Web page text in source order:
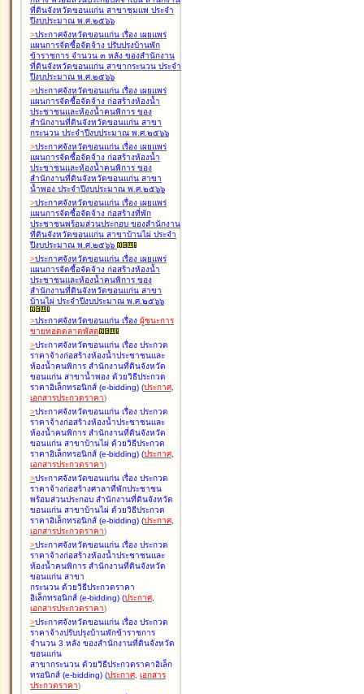
ที่ดินจังหวัดขอนแก่น สาขาชุมแพ ประจำ
ปีงบประมาณ พ.ศ.๒๕๖๖
>ประกาศจังหวัดขอนแก่น เรื่อง เผยแพร่
แผนการจัดซื้อจัดจ้าง ปรับปรุงบ้านพัก
ข้าราชการ จำนวน ๓ หลัง ของสำนักงาน
ที่ดินจังหวัดขอนแก่น สาขากระนวน ประจำ
ปีงบประมาณ พ.ศ.๒๕๖๖
>ประกาศจังหวัดขอนแก่น เรื่อง เผยแพร่
แผนการจัดซื้อจัดจ้าง ก่อสร้างห้องน้ำ
ประชาชนและห้องน้ำคนพิการ ของ
สำนักงานที่ดินจังหวัดขอนแก่น สาขา
กระนวน ประจำปีงบประมาณ พ.ศ.๒๕๖๖
>ประกาศจังหวัดขอนแก่น เรื่อง เผยแพร่
แผนการจัดซื้อจัดจ้าง ก่อสร้างห้องน้ำ
ประชาชนและห้องน้ำคนพิการ ของ
สำนักงานที่ดินจังหวัดขอนแก่น สาขา
น้ำพอง ประจำปีงบประมาณ พ.ศ.๒๕๖๖
>ประกาศจังหวัดขอนแก่น เรื่อง เผยแพร่
แผนการจัดซื้อจัดจ้าง ก่อสร้างที่พัก
ประชาชนพร้อมส่วนประกอบ ของสำนักงาน
ที่ดินจังหวัดขอนแก่น สาขาบ้านไผ่ ประจำ
ปีงบประมาณ พ.ศ.๒๕๖๖
>ประกาศจังหวัดขอนแก่น เรื่อง เผยแพร่
แผนการจัดซื้อจัดจ้าง ก่อสร้างห้องน้ำ
ประชาชนและห้องน้ำคนพิการ ของ
สำนักงานที่ดินจังหวัดขอนแก่น สาขา
บ้านไผ่ ประจำปีงบประมาณ พ.ศ.๒๕๖๖
>ประกาศจังหวัดขอนแก่น เรื่อง ผู้ชนะการ
ขายทอดตลาดพัสดุ
>ประกาศจังหวัดขอนแก่น เรื่อง ประกวด
ราคาจ้างก่อสร้างห้องน้ำประชาชนและ
ห้องน้ำคนพิการ สำนักงานที่ดินจังหวัด
ขอนแก่น สาขาน้ำพอง ด้วยวิธีประกวด
ราคาอิเล็กทรอนิกส์ (e-bidding) (ประกาศ,
เอกสารประกวดราคา)
>ประกาศจังหวัดขอนแก่น เรื่อง ประกวด
ราคาจ้างก่อสร้างห้องน้ำประชาชนและ
ห้องน้ำคนพิการ สำนักงานที่ดินจังหวัด
ขอนแก่น สาขาบ้านไผ่ ด้วยวิธีประกวด
ราคาอิเล็กทรอนิกส์ (e-bidding) (ประกาศ,
เอกสารประกวดราคา)
>ประกาศจังหวัดขอนแก่น เรื่อง ประกวด
ราคาจ้างก่อสร้างศาลาที่พักประชาชน
พร้อมส่วนประกอบ สำนักงานที่ดินจังหวัด
ขอนแก่น สาขาบ้านไผ่ ด้วยวิธีประกวด
ราคาอิเล็กทรอนิกส์ (e-bidding) (ประกาศ,
เอกสารประกวดราคา)
>ประกาศจังหวัดขอนแก่น เรื่อง ประกวด
ราคาจ้างก่อสร้างห้องน้ำประชาชนและ
ห้องน้ำคนพิการ สำนักงานที่ดินจังหวัด
ขอนแก่น สาขา
กระนวน ด้วยวิธีประกวดราคา
อิเล็กทรอนิกส์ (e-bidding) (ประกาศ,
เอกสารประกวดราคา)
>ประกาศจังหวัดขอนแก่น เรื่อง ประกวด
ราคาจ้างปรับปรุงบ้านพักข้าราชการ
จำนวน 3 หลัง ของสำนักงานที่ดินจังหวัด
ขอนแก่น
สาขากระนวน ด้วยวิธีประกวดราคาอิเล็ก
ทรอนิกส์ (e-bidding) (ประกาศ, เอกสาร
ประกวดราคา)